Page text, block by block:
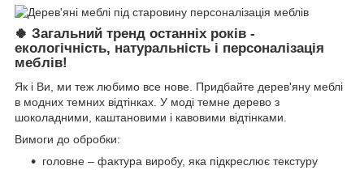
🍀 Загальний тренд останніх років -
екологічність, натуральність і персоналізація
меблів!
Як і Ви, ми теж любимо все нове. Придбайте дерев'яну меблі
в модних темних відтінках. У моді темне дерево з
шоколадними, каштановими і кавовими відтінками.
Вимоги до обробки:
головне – фактура виробу, яка підкреслює текстуру